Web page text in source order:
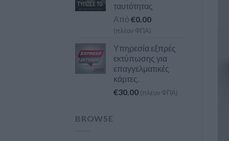
ταυτότητας
Από €0.00
(πλέον ΦΠΑ)
Υπηρεσία εξπρές
εκτύπωσης για
επαγγελματικές
κάρτες.
€30.00 (πλέον ΦΠΑ)
BROWSE